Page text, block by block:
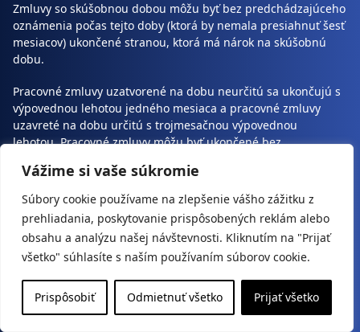
Vážime si vaše súkromie
Súbory cookie používame na zlepšenie vášho zážitku z
prehliadania, poskytovanie prispôsobených reklám alebo
obsahu a analýzu našej návštevnosti. Kliknutím na "Prijať
všetko" súhlasíte s naším používaním súborov cookie.
Prispôsobiť Odmietnuť všetko Prijať všetko
Zmluvy so skúšobnou dobou môžu byť bez predchádzajúceho
oznámenia počas tejto doby (ktorá by nemala presiahnuť šesť
mesiacov) ukončené stranou, ktorá má nárok na skúšobnú
dobu.
Pracovné zmluvy uzatvorené na dobu neurčitú sa ukončujú s
výpovednou lehotou jedného mesiaca a pracovné zmluvy
uzavreté na dobu určitú s trojmesačnou výpovednou
lehotou. Pracovné zmluvy môžu byť ukončené bez
zmluvných strán alebo po ich uplynutí; keď sa zamestnanec,
ktorého povinnosti plnil náhradník vráti; keď bola práca, na
ktorú bola osoba prijatá, ukončená; atď.
Zamestnávatelia môžu prepustiť zamestnancov, ktorí
spĺňajú podmienky na odchod do dôchodku na základe veku
mesiaca. Zamestnanci môžu ukončiť svoj pracovný pomer so
zamestnávateľom za rovnakých podmienok, ale bez